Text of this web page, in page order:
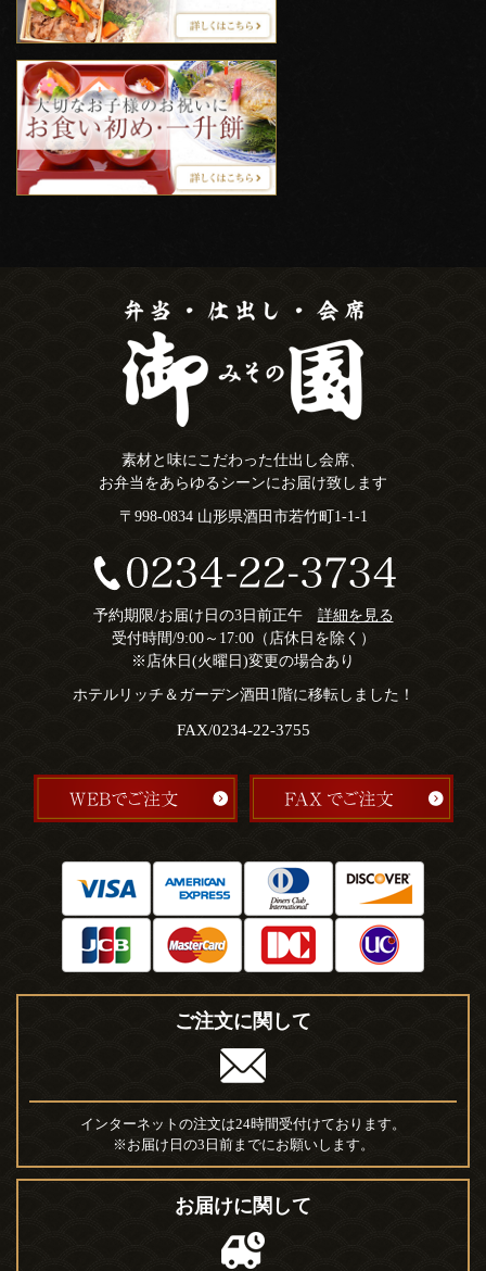
素材と味にこだわった仕出し会席、
お弁当をあらゆるシーンにお届け致します
〒998-0834 山形県酒田市若竹町1-1-1
予約期限/お届け日の3日前正午 詳細を見る
受付時間/9:00～17:00（店休日を除く）
※店休日(火曜日)変更の場合あり
ホテルリッチ＆ガーデン酒田1階に移転しました！
FAX/0234-22-3755
ご注文に関して
インターネットの注文は24時間受付けております。
※お届け日の3日前までにお願いします。
お届けに関して